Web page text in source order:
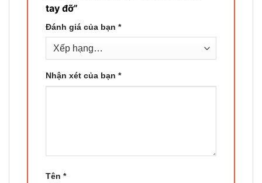
tay đỡ”
Đánh giá của bạn *
Nhận xét của bạn *
Tên *